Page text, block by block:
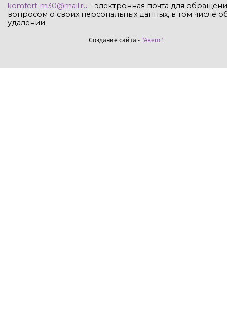
komfort-m30@mail.ru - электронная почта для
вопросом о своих персональных данных, в том числе
удалении.
Создание сайта - "Авего"